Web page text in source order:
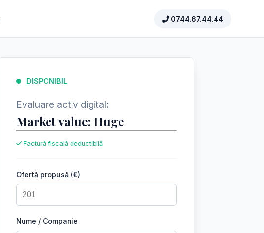
0744.67.44.44
DISPONIBIL
Evaluare activ digital:
Market value: Huge
Factură fiscală deductibilă
Ofertă propusă (€)
Nume / Companie